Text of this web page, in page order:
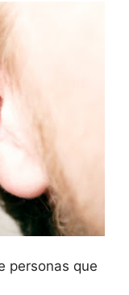
personas que